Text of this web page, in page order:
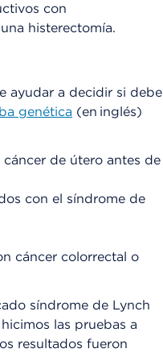
con
histerectomía.
ayudar a decidir si debe
genética (en inglés)
de útero antes de
con el síndrome de
cáncer colorrectal o
síndrome de Lynch
las pruebas a
resultados fueron